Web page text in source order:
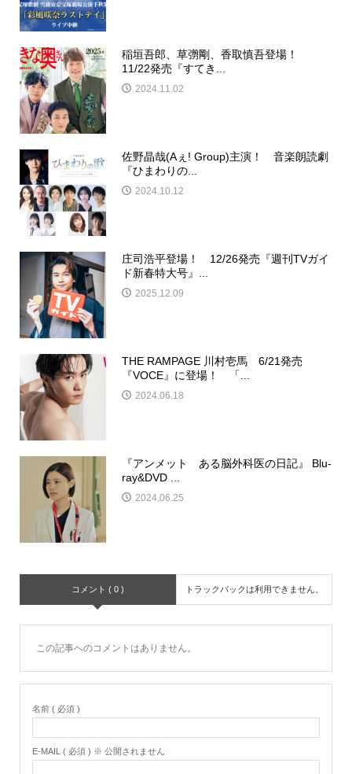
稲垣吾郎、草彅剛、香取慎吾登場！
11/22発売『すてき...
2024.11.02
佐野晶哉(Aぇ! Group)主演！ 音楽朗読劇
『ひまわりの...
2024.10.12
庄司浩平登場！ 12/26発売『週刊TVガイ
ド新春特大号』...
2025.12.09
THE RAMPAGE 川村壱馬 6/21発売
『VOCE』に登場！ 「...
2024.06.18
『アンメット ある脳外科医の日記』 Blu-
ray&DVD ...
2024.06.25
コメント ( 0 ) トラックバックは利用できません。
この記事へのコメントはありません。
名前 ( 必須 )
E-MAIL ( 必須 ) ※ 公開されません